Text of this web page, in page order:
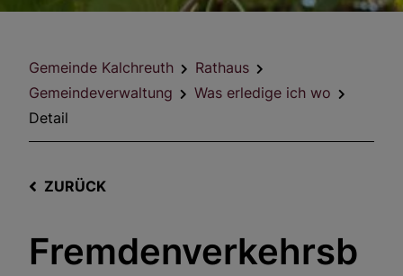
Gemeinde Kalchreuth
Rathaus
Gemeindeverwaltung
Was erledige ich wo
Detail
ZURÜCK
Fremdenverkehrsb